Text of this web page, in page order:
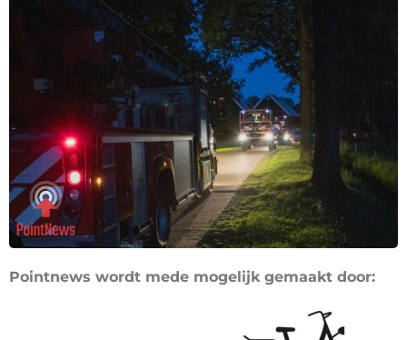
Pointnews wordt mede mogelijk gemaakt door: